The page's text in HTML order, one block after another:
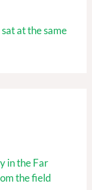
at the same
in the Far
the field